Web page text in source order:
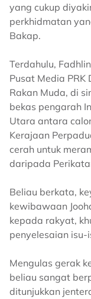
yang cukup
perkhidmatan
Bakap.
Terdahulu,
Pusat Media PRK
Rakan Muda, di
bekas pengarah
Utara antara
Kerajaan
cerah untuk
daripada
Beliau berkata,
kewibawaan
kepada rakyat,
penyelesaian isu-
Mengulas gerak
beliau sangat
ditunjukkan